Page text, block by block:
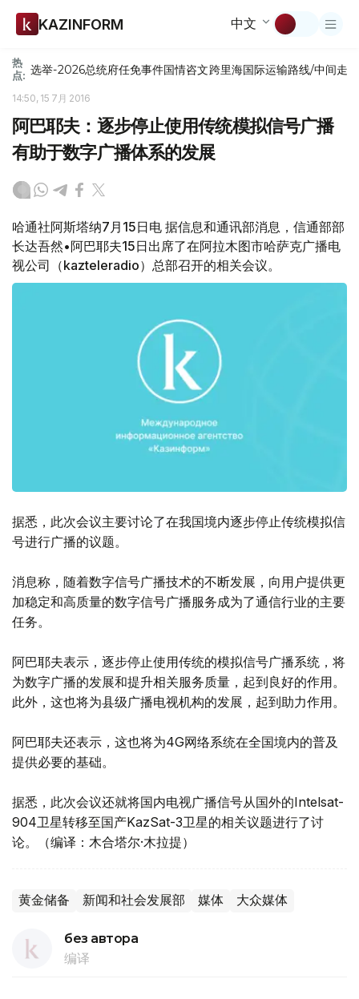
KAZINFORM 中文
热
点: 选举-2026总统府任免事件国情咨文跨里海国际运输路线/中间走廊
14:50, 15 7月 2016
阿巴耶夫：逐步停止使用传统模拟信号广播
有助于数字广播体系的发展
哈通社阿斯塔纳7月15日电 据信息和通讯部消息，信通部部
长达吾然•阿巴耶夫15日出席了在阿拉木图市哈萨克广播电
视公司（kazteleradio）总部召开的相关会议。
据悉，此次会议主要讨论了在我国境内逐步停止传统模拟信
号进行广播的议题。
消息称，随着数字信号广播技术的不断发展，向用户提供更
加稳定和高质量的数字信号广播服务成为了通信行业的主要
任务。
阿巴耶夫表示，逐步停止使用传统的模拟信号广播系统，将
为数字广播的发展和提升相关服务质量，起到良好的作用。
此外，这也将为县级广播电视机构的发展，起到助力作用。
阿巴耶夫还表示，这也将为4G网络系统在全国境内的普及
提供必要的基础。
据悉，此次会议还就将国内电视广播信号从国外的Intelsat-
904卫星转移至国产KazSat-3卫星的相关议题进行了讨
论。（编译：木合塔尔·木拉提）
黄金储备 新闻和社会发展部 媒体 大众媒体
без автора
编译